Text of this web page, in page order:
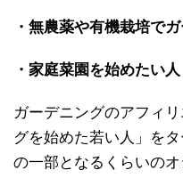
・無農薬や有機栽培で
・家庭菜園を始めたい人
ガーデニングのアフィ
グを始めた若い人」を
の一部となるくらいの